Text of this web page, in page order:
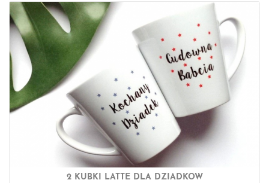
2 KUBKI LATTE DLA DZIADKÓW